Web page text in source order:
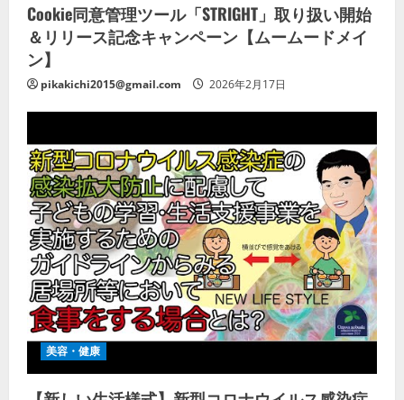
Cookie同意管理ツール「STRIGHT」取り扱い開始
＆リリース記念キャンペーン【ムームードメイ
ン】
pikakichi2015@gmail.com 2026年2月17日
美容・健康